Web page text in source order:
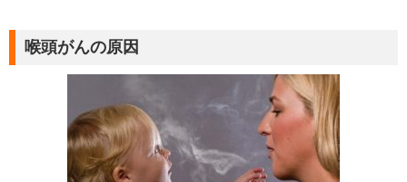
喉頭がんの原因